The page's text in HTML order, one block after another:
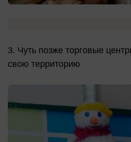
3. Чуть позже торговые
свою территорию